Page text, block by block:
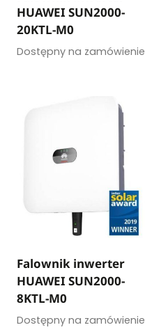
HUAWEI SUN2000-
20KTL-M0
Dostępny na zamówienie
Falownik inwerter
HUAWEI SUN2000-
8KTL-M0
Dostępny na zamówienie